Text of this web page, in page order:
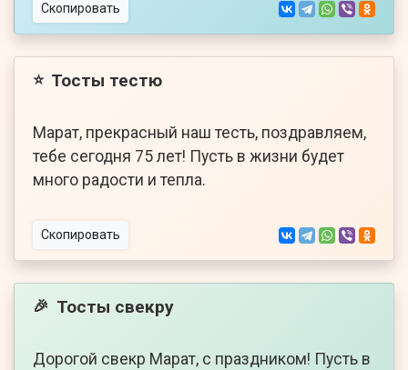
Скопировать
⭐ Тосты тестю
Марат, прекрасный наш тесть, поздравляем,
тебе сегодня 75 лет! Пусть в жизни будет
много радости и тепла.
Скопировать
🎉 Тосты свекру
Дорогой свекр Марат, с праздником! Пусть в